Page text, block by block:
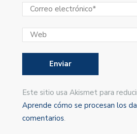
Este sitio usa Akismet para
Aprende cómo se procesan los
comentarios.